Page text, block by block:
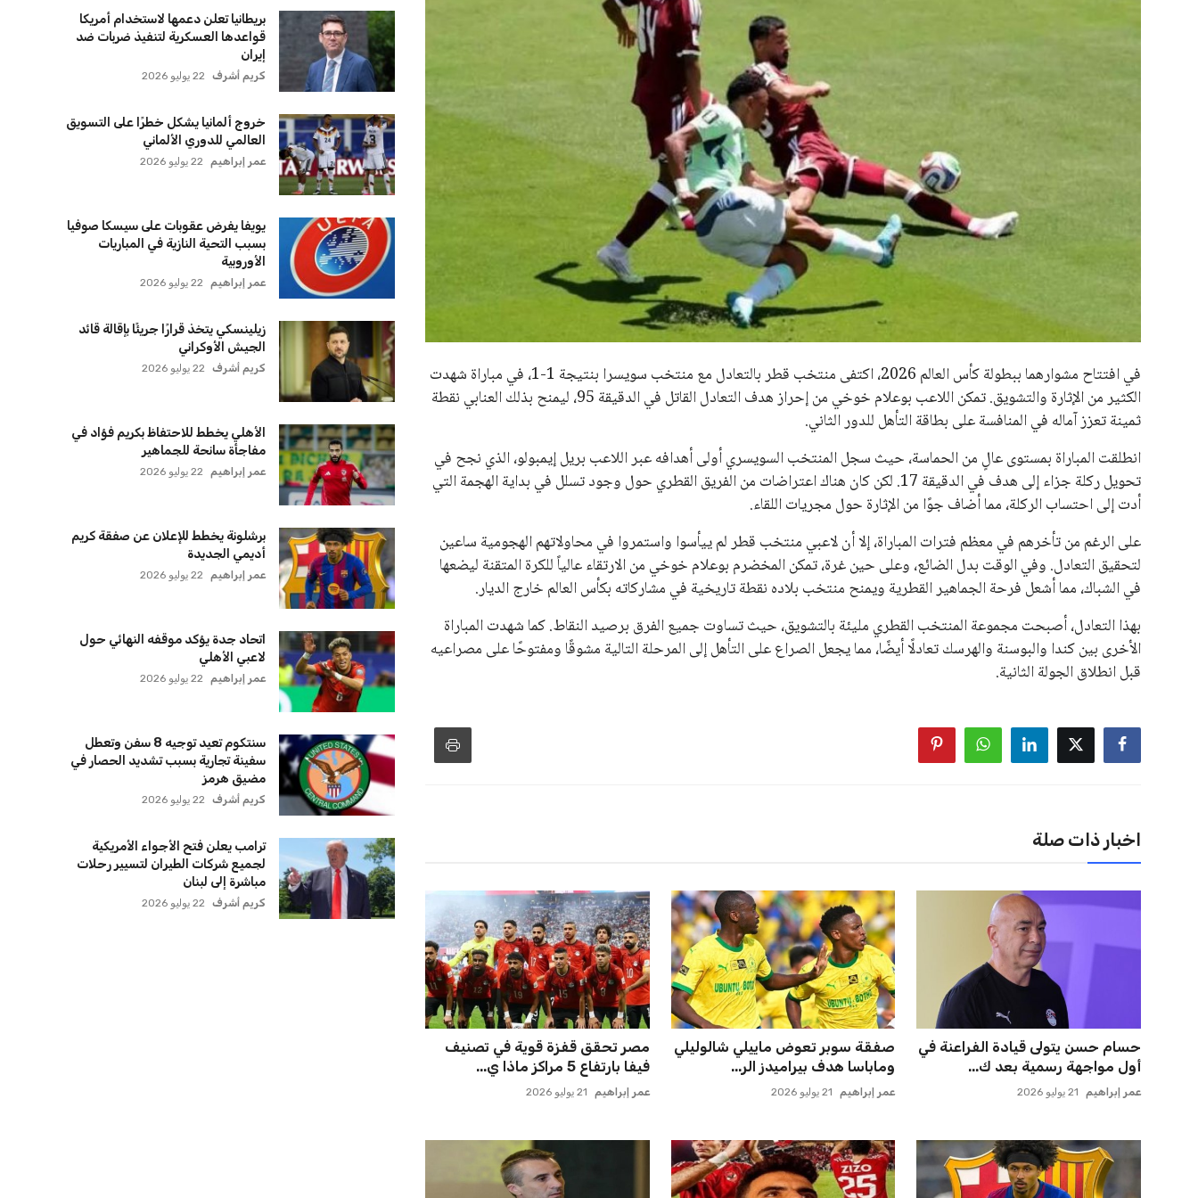
في افتتاح مشوارهما ببطولة كأس العالم 2026، اكتفى منتخب قطر بالتعادل مع منتخب سويسرا بنتيجة 1-1، في مباراة شهدت
الكثير من الإثارة والتشويق. تمكن اللاعب بوعلام خوخي من إحراز هدف التعادل القاتل في الدقيقة 95، ليمنح بذلك العنابي نقطة
ثمينة تعزز آماله في المنافسة على بطاقة التأهل للدور الثاني.
انطلقت المباراة بمستوى عالٍ من الحماسة، حيث سجل المنتخب السويسري أولى أهدافه عبر اللاعب بريل إيمبولو، الذي نجح في
تحويل ركلة جزاء إلى هدف في الدقيقة 17. لكن كان هناك اعتراضات من الفريق القطري حول وجود تسلل في بداية الهجمة التي
أدت إلى احتساب الركلة، مما أضاف جوًا من الإثارة حول مجريات اللقاء.
على الرغم من تأخرهم في معظم فترات المباراة، إلا أن لاعبي منتخب قطر لم ييأسوا واستمروا في محاولاتهم الهجومية ساعين
لتحقيق التعادل. وفي الوقت بدل الضائع، وعلى حين غرة، تمكن المخضرم بوعلام خوخي من الارتقاء عالياً للكرة المتقنة ليضعها
في الشباك، مما أشعل فرحة الجماهير القطرية ويمنح منتخب بلاده نقطة تاريخية في مشاركاته بكأس العالم خارج الديار.
بهذا التعادل، أصبحت مجموعة المنتخب القطري مليئة بالتشويق، حيث تساوت جميع الفرق برصيد النقاط. كما شهدت المباراة
الأخرى بين كندا والبوسنة والهرسك تعادلًا أيضًا، مما يجعل الصراع على التأهل إلى المرحلة التالية مشوقًا ومفتوحًا على مصراعيه
قبل انطلاق الجولة الثانية.
اخبار ذات صلة
حسام حسن يتولى قيادة الفراعنة في
أول مواجهة رسمية بعد ك...
عمر إبراهيم 21 يوليو 2026
صفقة سوبر تعوض ماييلي شالوليلي
وماباسا هدف بيراميدز الر...
عمر إبراهيم 21 يوليو 2026
مصر تحقق قفزة قوية في تصنيف
فيفا بارتفاع 5 مراكز ماذا ي...
عمر إبراهيم 21 يوليو 2026
بريطانيا تعلن دعمها لاستخدام أمريكا
قواعدها العسكرية لتنفيذ ضربات ضد
إيران
كريم أشرف 22 يوليو 2026
خروج ألمانيا يشكل خطرًا على التسويق
العالمي للدوري الألماني
عمر إبراهيم 22 يوليو 2026
يويفا يفرض عقوبات على سيسكا صوفيا
بسبب التحية النازية في المباريات
الأوروبية
عمر إبراهيم 22 يوليو 2026
زيلينسكي يتخذ قرارًا جريئًا بإقالة قائد
الجيش الأوكراني
كريم أشرف 22 يوليو 2026
الأهلي يخطط للاحتفاظ بكريم فؤاد في
مفاجأة سانحة للجماهير
عمر إبراهيم 22 يوليو 2026
برشلونة يخطط للإعلان عن صفقة كريم
أديمي الجديدة
عمر إبراهيم 22 يوليو 2026
اتحاد جدة يؤكد موقفه النهائي حول
لاعبي الأهلي
عمر إبراهيم 22 يوليو 2026
سنتكوم تعيد توجيه 8 سفن وتعطل
سفينة تجارية بسبب تشديد الحصار في
مضيق هرمز
كريم أشرف 22 يوليو 2026
ترامب يعلن فتح الأجواء الأمريكية
لجميع شركات الطيران لتسيير رحلات
مباشرة إلى لبنان
كريم أشرف 22 يوليو 2026